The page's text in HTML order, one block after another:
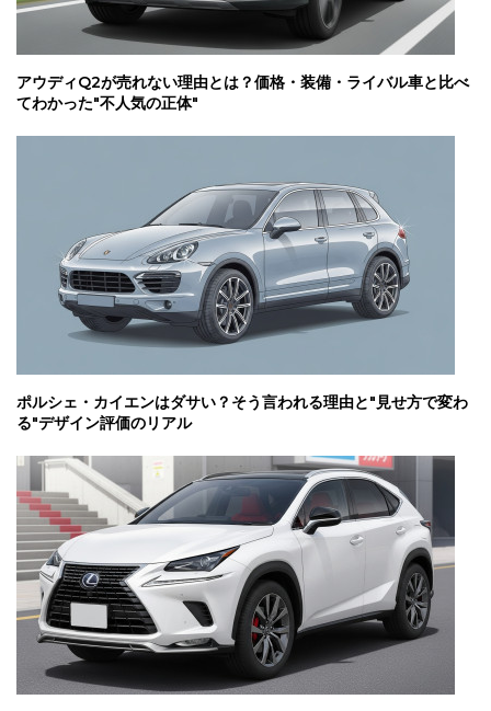
アウディQ2が売れない理由とは？価格・装備・ライバル車と比べ
てわかった"不人気の正体"
ポルシェ・カイエンはダサい？そう言われる理由と"見せ方で変わ
る"デザイン評価のリアル